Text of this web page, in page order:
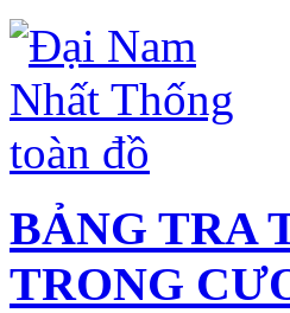
BẢNG TRA
TRONG